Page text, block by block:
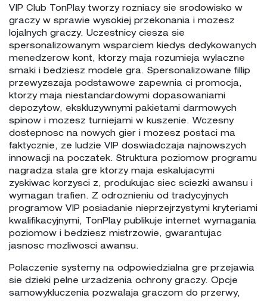
VIP Club TonPlay tworzy rozniacy sie srodowisko w
graczy w sprawie wysokiej przekonania i mozesz
lojalnych graczy. Uczestnicy ciesza sie
spersonalizowanym wsparciem kiedys dedykowanych
menedzerow kont, ktorzy maja rozumieja wylaczne
smaki i bedziesz modele gra. Spersonalizowane fillip
przewyzszaja podstawowe zapewnia ci promocja,
ktorzy maja niestandardowymi dopasowaniami
depozytow, ekskluzywnymi pakietami darmowych
spinow i mozesz turniejami w kuszenie. Wczesny
dostepnosc na nowych gier i mozesz postaci ma
faktycznie, ze ludzie VIP doswiadczaja najnowszych
innowacji na poczatek. Struktura poziomow programu
nagradza stala gre ktorzy maja eskalujacymi
zyskiwac korzysci z, produkujac siec sciezki awansu i
wymagan trafien. Z odroznieniu od tradycyjnych
programow VIP posiadanie nieprzejrzystymi kryteriami
kwalifikacyjnymi, TonPlay publikuje internet wymagania
poziomow i bedziesz mistrzowie, gwarantujac
jasnosc mozliwosci awansu.
Polaczenie systemy na odpowiedzialna gre przejawia
sie dzieki pelne urzadzenia ochrony graczy. Opcje
samowykluczenia pozwalaja graczom do przerwy,